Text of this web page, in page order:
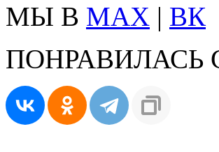
МЫ В MAX | ВК
ПОНРАВИЛАСЬ